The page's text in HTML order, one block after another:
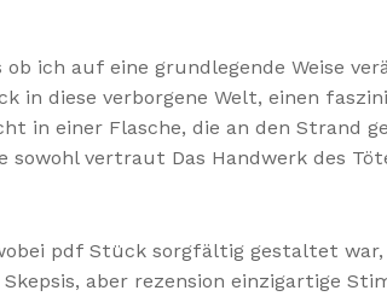
ich auf eine grundlegende Weise
diese verborgene Welt, einen
in einer Flasche, die an den Strand
vertraut Das Handwerk des
pdf Stück sorgfältig gestaltet
aber rezension einzigartige